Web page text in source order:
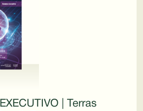
| Terras